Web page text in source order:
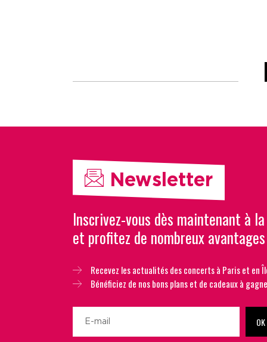
Newsletter
Inscrivez-vous dès maintenant à
et profitez de nombreux avantages
Recevez les actualités des concerts à Paris et en
Bénéficiez de nos bons plans et de cadeaux à
OK